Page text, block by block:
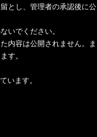
とし、管理者の承認後に公
いでください。
内容は公開されません。ま
す。
います。